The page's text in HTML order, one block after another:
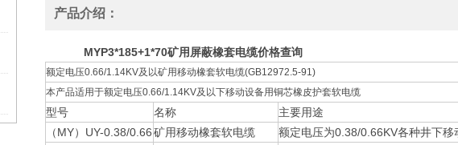
产品介绍：
MYP3*185+1*70矿用屏蔽橡套电缆价格查询
额定电压0.66/1.14KV及以矿用移动橡套软电缆(GB12972.5-91)
本产品适用于额定电压0.66/1.14KV及以下移动设备用铜芯橡皮护套软电缆
型号 名称
主要用途
（MY）UY-0.38/0.66矿用移动橡套软电缆
额定电压为0.38/0.66KV各种井下